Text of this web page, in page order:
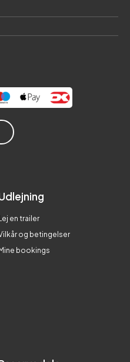
Lej en trailer
og betingelser
Mine bookings